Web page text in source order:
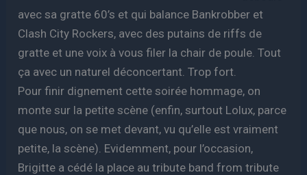
avec sa gratte 60’s et qui balance Bankrobber et
Clash City Rockers, avec des putains de riffs de
gratte et une voix à vous filer la chair de poule. Tout
ça avec un naturel déconcertant. Trop fort.
Pour finir dignement cette soirée hommage, on
monte sur la petite scène (enfin, surtout Lolux, parce
que nous, on se met devant, vu qu’elle est vraiment
petite, la scène). Evidemment, pour l’occasion,
Brigitte a cédé la place au tribute band from tribute